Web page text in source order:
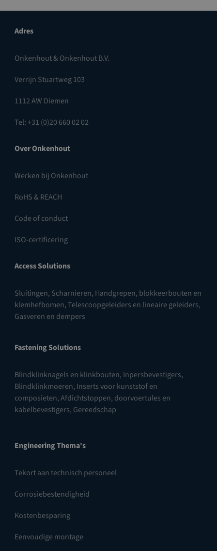
Adres
Onkenhout & Onkenhout B.V.
Verrijn Stuartweg 103
1112 AW Diemen
Tel: +31 (0)20 660 02 02
Over Onkenhout
Werken bij Onkenhout
RoHS & REACH
Code of conduct
ISO-certificering
Access Solutions
Sluitingen, Scharnieren, Handgrepen, blokkeerbouten en
klemhefbomen,Telescoopgeleiders en lineaire geleiders,
Gasveren en dempers
Fastening Solutions
Blindklinknagels en klinkbouten, Inpersbevestigers,
Blindklinkmoeren, Inserts voor kunststof en
composieten,Afdichtstoppen, doorvoertules en
kabelbevestigers, Gereedschap
Engineering Thema's
Tekort aan technisch personeel
Corrosiebestendigheid
Kostenbesparing
Eenvoudige montage